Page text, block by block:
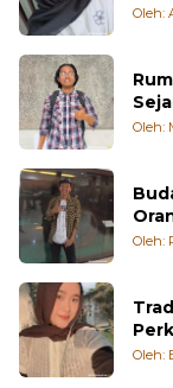
Oleh:
Oleh:
Oleh:
Oleh: